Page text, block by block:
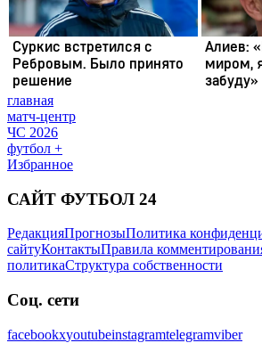
главная
матч-центр
ЧС 2026
футбол +
Избранное
САЙТ ФУТБОЛ 24
РедакцияПрогнозыПолитика
сайтуКонтактыПравила
политикаСтруктура собственности
Соц. сети
facebookxyoutubeinstagramtelegramviber